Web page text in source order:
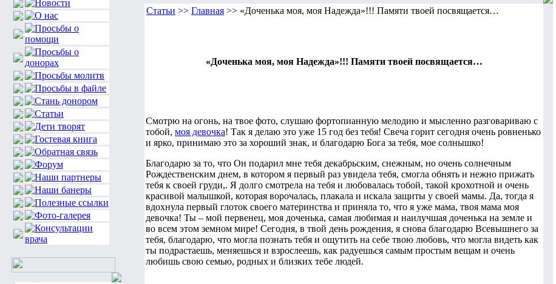
Статьи >> Главная >> «Доченька моя, моя Надежда»!!! Памяти твоей посвящается…
«Доченька моя, моя Надежда»!!! Памяти твоей посвящается…
Смотрю на огонь, на твое фото, слушаю фортопианную мелодию и мысленно разговариваю с
тобой, моя девочка! Так я делаю это уже 15 год без тебя! Свеча горит сегодня очень ровненько
и ярко, принимаю это за хороший знак, и благодарю Бога за тебя, мое солнышко!
Благодарю за то, что Он подарил мне тебя декабрьским, снежным, но очень солнечным
Рождественским днем, в котором я первый раз увидела тебя, смогла обнять и нежно прижать
тебя к своей груди,. Я долго смотрела на тебя и любовалась тобой, такой крохотной и очень
красивой малышкой, которая ворочалась, плакала и искала защиты у своей мамы. Да, тогда я
вдохнула первый глоток своего материнства и приняла то, что я уже мама, твоя мама моя
девочка! Ты – мой первенец, моя доченька, самая любимая и наилучшая доченька на земле и
во всем этом земном мире! Сегодня, в твой день рождения, я снова благодарю Всевышнего за
тебя, благодарю, что могла познать тебя и ощутить на себе твою любовь, что могла видеть как
ты подрастаешь, меняешься и взрослеешь, как радуешься самым простым вещам и очень
любишь свою семью, родных и близких тебе людей.